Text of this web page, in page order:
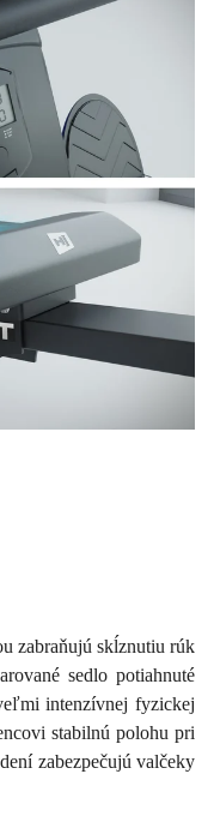
zabraňujú skĺznutiu rúk
sedlo potiahnuté
intenzívnej fyzickej
stabilnú polohu pri
zabezpečujú valčeky